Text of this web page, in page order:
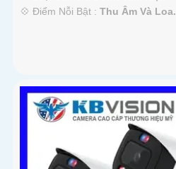
️💠 Điểm Nỗi Bật : Thu Âm Và Loa.